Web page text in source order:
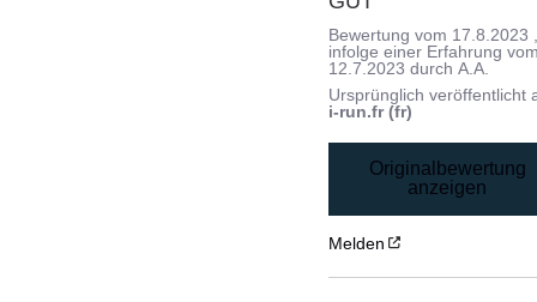
Bewertung vom 17.8.2023
infolge einer Erfahrung
12.7.2023 durchA.A.
Ursprünglich veröffentlicht
i-run.fr (fr)
Originalbewertung
anzeigen
Melden